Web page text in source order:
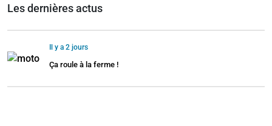
Les dernières actus
Il y a 2 jours
Ça roule à la ferme !